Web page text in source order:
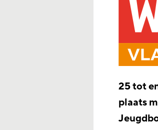
25 tot
plaats